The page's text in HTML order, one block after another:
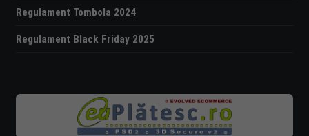
Regulament Tombola 2024
Regulament Black Friday 2025